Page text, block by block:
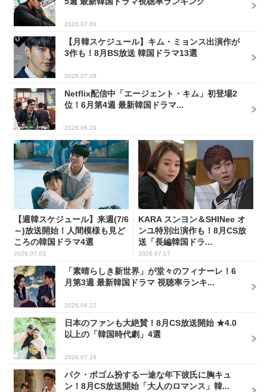
2026.07.06
【月韓スケジュール】キム・ミョンス出演作が
3作も！8月BS放送 韓国ドラマ13選
2026.07.28
Netflix配信中「エージェント・キム」初登場2
位！6月第4週 最新韓国ドラマ...
2026.06.29
【週韓スケジュール】来週(7/6
～)放送開始！人間模様も見ど
ころの韓国ドラマ4選
2026.07.03
KARA スンヨン＆SHINee オ
ンユ特別出演作も！8月CS放
送「長編韓国ドラ...
2026.07.17
「素晴らしき新世界」が堂々のフィナーレ！6
月第3週 最新韓国ドラマ 視聴率ランキ...
2026.06.22
日本のファンも大絶賛！8月CS放送開始 ★4.0
以上の「韓国時代劇」4選
2026.07.16
パク・ボゴム扮する一途な年下彼氏に胸キュ
ン！8月CS放送開始「大人のロマンス」韓...